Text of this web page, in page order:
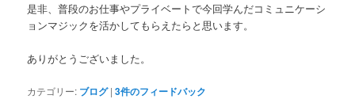
是非、普段のお仕事やプライベートで今回学んだコミュニケーシ
ョンマジックを活かしてもらえたらと思います。
ありがとうございました。
カテゴリー: ブログ |3件のフィードバック